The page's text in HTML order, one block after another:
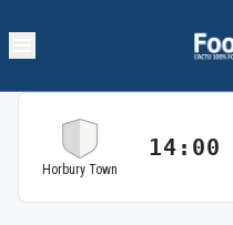
Horbury Town
14:00